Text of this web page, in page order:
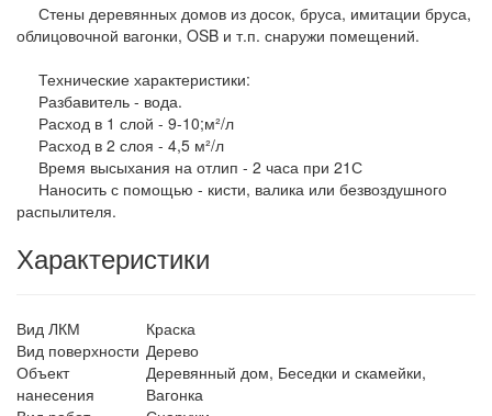
Стены деревянных домов из досок, бруса, имитации бруса,
облицовочной вагонки, OSB и т.п. снаружи помещений.
Технические характеристики:
Разбавитель - вода.
Расход в 1 слой - 9-10;м²/л
Расход в 2 слоя - 4,5 м²/л
Время высыхания на отлип - 2 часа при 21С
Наносить с помощью - кисти, валика или безвоздушного
распылителя.
Характеристики
Вид ЛКМ
Краска
Вид поверхности Дерево
Объект
нанесения
Деревянный дом, Беседки и скамейки,
Вагонка